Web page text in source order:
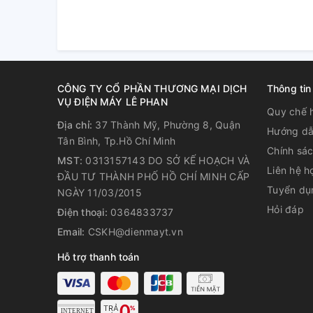
CÔNG TY CỔ PHẦN THƯƠNG MẠI DỊCH
VỤ ĐIỆN MÁY LÊ PHAN
Địa chỉ: 37 Thành Mỹ, Phường 8, Quận
Tân Bình, Tp.Hồ Chí Minh
MST: 0313157143 DO SỞ KẾ HOẠCH VÀ
ĐẦU TƯ THÀNH PHỐ HỒ CHÍ MINH CẤP
NGÀY 11/03/2015
Điện thoại: 0364833737
Email: CSKH@dienmayt.vn
Hỗ trợ thanh toán
Thông
Quy chế
Hướng
Chính
Liên hệ
Tuyển
Hỏi đáp